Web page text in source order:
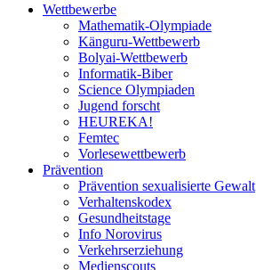
Wettbewerbe
Mathematik-Olympiade
Känguru-Wettbewerb
Bolyai-Wettbewerb
Informatik-Biber
Science Olympiaden
Jugend forscht
HEUREKA!
Femtec
Vorlesewettbewerb
Prävention
Prävention sexualisierte Gewalt
Verhaltenskodex
Gesundheitstage
Info Norovirus
Verkehrserziehung
Medienscouts